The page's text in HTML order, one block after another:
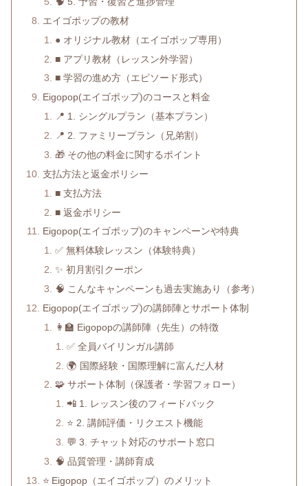
エイゴポップの教材
● オリジナル教材（エイゴポップ専用）
■ アプリ教材（レッスン外学習）
■ 学習の進め方（エピソード形式）
Eigopop(エイゴポップ)のコースと料金
📍 1. シングルプラン（基本プラン）
📍 2. ファミリープラン（兄弟割）
🎁 その他の料金に関するポイント
支払方法と返金ポリシー
■ 支払方法
■ 返金ポリシー
Eigopop(エイゴポップ)のキャンペーンや特典
✅ 無料体験レッスン（体験特典）
✨ 初月割引クーポン
🧠 こんなキャンペーンも過去実施あり（参考）
Eigopop(エイゴポップ)の講師陣とサポート体制
👩‍🏫 Eigopopの講師陣（先生）の特徴
✅ 全員バイリンガル講師
🌍 国際経験・国際理解に富んだ人材
🧩 サポート体制（保護者・学習フォロー）
📲 1. レッスン後のフィードバック
⭐ 2. 講師評価・リクエスト機能
💬 3. チャット対応のサポート窓口
🧠 品質管理・講師育成
⭐ Eigopop（エイゴポップ）のメリット